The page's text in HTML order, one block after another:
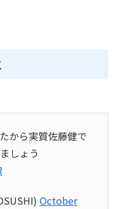
から実質佐藤健で
しょう
October